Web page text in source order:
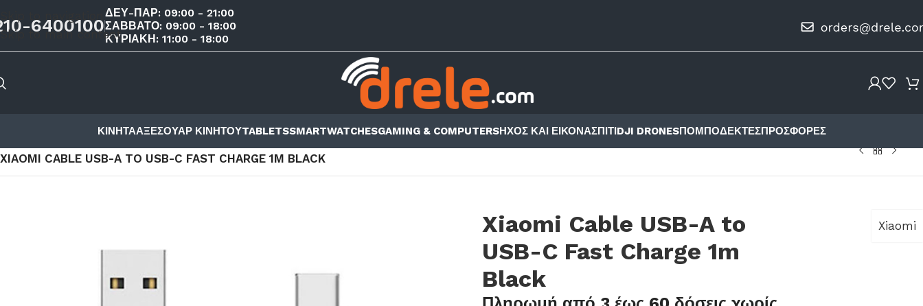
Skip to main content
6400100
ΔΕΥ-ΠΑΡ: 09:00 - 21:00
ΣΑΒΒΑΤΟ: 09:00 - 18:00
ΚΥΡΙΑΚΗ: 11:00 - 18:00
ΚΙΝΗΤΑΑΞΕΣΟΥΑΡ ΚΙΝΗΤΟΥTABLETSSMARTWATCHESGAMING & COMPUTERSΗΧΟΣ ΚΑΙ ΕΙΚΟΝΑΣΠΙΤΙDJI DRONESΠΟΜΠΟΔΈΚΤΕΣΠΡΟΣΦΟΡΈΣ
XIAOMI CABLE USB-A TO USB-C FAST CHARGE 1M BLACK
Xiaomi Cable USB-A to
USB-C Fast Charge 1m
Black
Xiaomi